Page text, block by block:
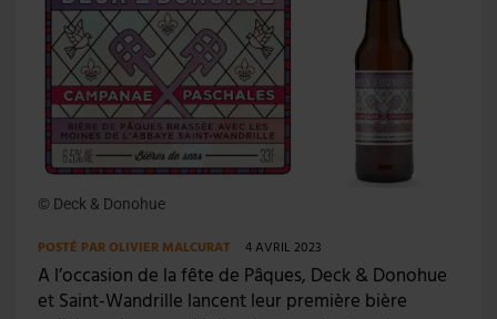
© Deck & Donohue
POSTÉ PAROLIVIER MALCURAT 4 AVRIL 2023
A l’occasion de la fête de Pâques, Deck & Donohue
et Saint-Wandrille lancent leur première bière